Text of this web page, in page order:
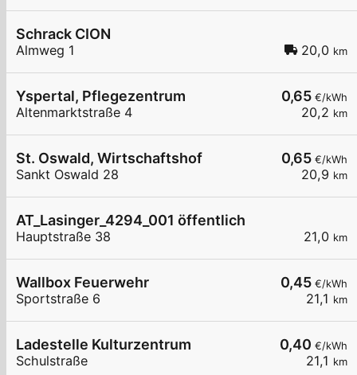
20,0 km
Schrack CION
Almweg 1
0,65 €/kWh
20,2 km
Yspertal, Pflegezentrum
Altenmarktstraße 4
0,65 €/kWh
20,9 km
St. Oswald, Wirtschaftshof
Sankt Oswald 28
21,0 km
AT_Lasinger_4294_001 öffentlich
Hauptstraße 38
0,45 €/kWh
21,1 km
Wallbox Feuerwehr
Sportstraße 6
0,40 €/kWh
21,1 km
Ladestelle Kulturzentrum
Schulstraße